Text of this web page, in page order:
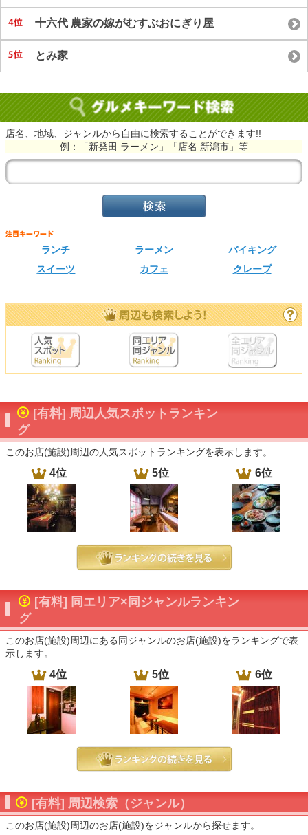
十六代 農家の嫁がむすぶおにぎり屋
とみ家
店名、地域、ジャンルから自由に検索することができます!!
例：「新発田 ラーメン」「店名 新潟市」等
ランチ ラーメン
バイキング
スイーツ
カフェ クレープ
[有料] 周辺人気スポットランキン
グ
このお店(施設)周辺の人気スポットランキングを表示します。
4位 5位 6位
[有料] 同エリア×同ジャンルランキン
グ
このお店(施設)周辺にある同ジャンルのお店(施設)をランキングで表
示します。
4位 5位 6位
[有料] 周辺検索（ジャンル）
このお店(施設)周辺のお店(施設)をジャンルから探せます。